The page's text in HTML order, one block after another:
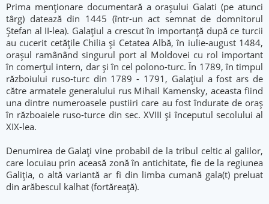
Prima menționare documentară a orașului Galati (pe atunci
târg) datează din 1445 (într-un act semnat de domnitorul
Ștefan al II-lea). Galațiul a crescut în importanță după ce turcii
au cucerit cetățile Chilia și Cetatea Albă, în iulie-august 1484,
orașul ramânând singurul port al Moldovei cu rol important
în comerțul intern, dar și în cel polono-turc. În 1789, în timpul
războiului ruso-turc din 1789 - 1791, Galațiul a fost ars de
către armatele generalului rus Mihail Kamensky, aceasta fiind
una dintre numeroasele pustiiri care au fost îndurate de oraș
în războaiele ruso-turce din sec. XVIII și începutul secolului al
XIX-lea.
Denumirea de Galați vine probabil de la tribul celtic al galilor,
care locuiau prin aceasă zonă în antichitate, fie de la regiunea
Galiția, o altă variantă ar fi din limba cumană gala(t) preluat
din arăbescul kalhat (fortăreață).